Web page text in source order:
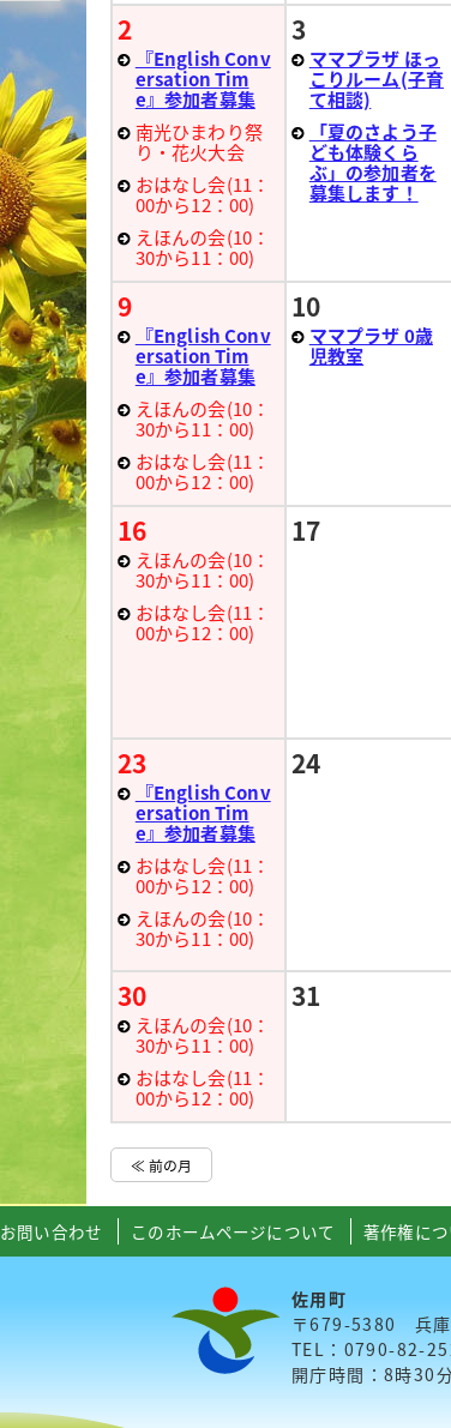
定住・移住
2
『English Conv
ersation Tim
e』参加者募集
南光ひまわり祭
り・花火大会
おはなし会(11：
00から12：00)
えほんの会(10：
30から11：00)
3
ママプラザ ほっ
こりルーム(子育
て相談)
「夏のさよう子
ども体験くら
ぶ」の参加者を
募集します！
9
『English Conv
ersation Tim
e』参加者募集
えほんの会(10：
30から11：00)
おはなし会(11：
00から12：00)
10
ママプラザ 0歳
児教室
16
えほんの会(10：
30から11：00)
おはなし会(11：
00から12：00)
17
23
『English Conv
ersation Tim
e』参加者募集
おはなし会(11：
00から12：00)
えほんの会(10：
30から11：00)
24
30
えほんの会(10：
30から11：00)
おはなし会(11：
00から12：00)
31
≪ 前の月
お問い合わせ このホームページについて 著作権に
佐用町
〒679-5380 兵庫
TEL：0790-82-
開庁時間：8時30